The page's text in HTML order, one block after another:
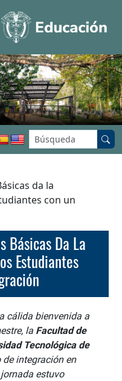
Buscar en el sitio:
da la
con un
Estudiantes
cálida bienvenida a
la Facultad de
Tecnológica de
integración en
estuvo